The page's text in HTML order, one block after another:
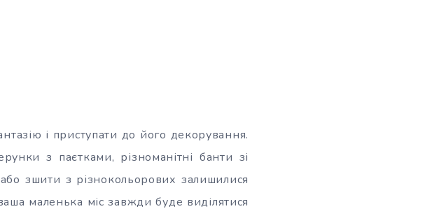
і приступати до його декорування.
з паєтками, різноманітні банти зі
зшити з різнокольорових залишилися
маленька міс завжди буде виділятися